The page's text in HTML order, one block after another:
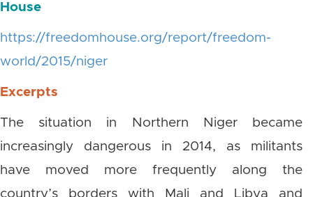
House
https://freedomhouse.org/report/freedom-
world/2015/niger
Excerpts
The situation in Northern Niger became
increasingly dangerous in 2014, as militants
have moved more frequently along the
country’s borders with Mali and Libya and